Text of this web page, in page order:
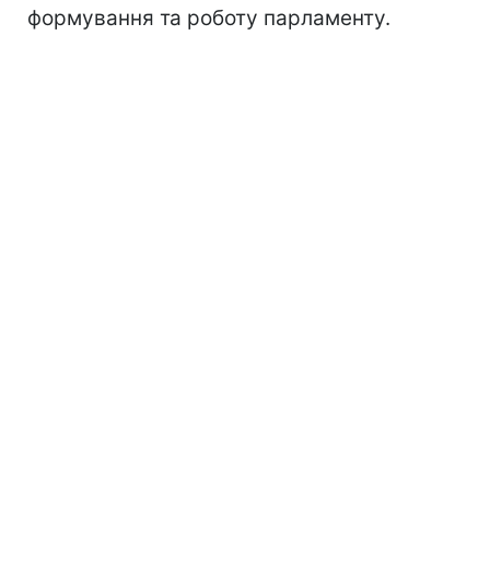
формування та роботу парламенту.